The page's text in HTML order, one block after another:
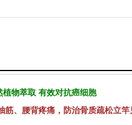
物萃取 有效对抗癌细胞
筋、腰背疼痛，防治骨质疏松立竿